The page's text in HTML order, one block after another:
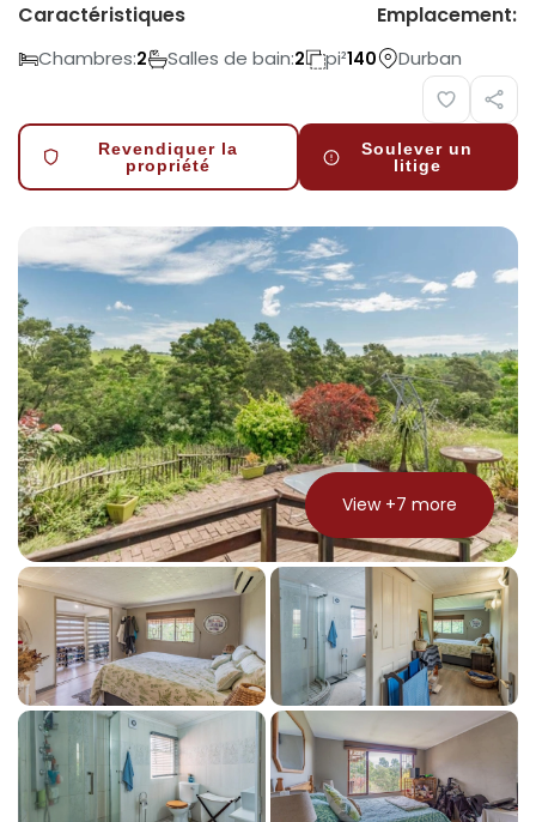
Caractéristiques
Chambres:2 Salles de bain:2 pi²140
Emplacement:
Durban
Revendiquer la
propriété
Soulever un
litige
View +7 more